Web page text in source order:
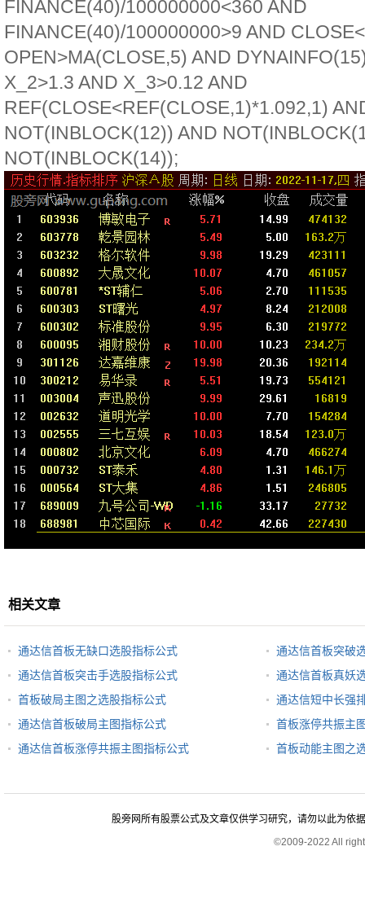
FINANCE(40)/100000000<360 AND
FINANCE(40)/100000000>9 AND
OPEN>MA(CLOSE,5) AND
X_2>1.3 AND X_3>0.12 AND
REF(CLOSE<REF(CLOSE,1)*1.092,1)
NOT(INBLOCK(12)) AND
NOT(INBLOCK(14));
相关文章
通达信首板无缺口选股指标公式
通达信首板突破
通达信首板突击手选股指标公式
通达信首板真妖
首板破局主图之选股指标公式
通达信短中长强
通达信首板破局主图指标公式
首板涨停共振主
通达信首板涨停共振主图指标公式
首板动能主图之
股旁网所有股票公式及文章仅供学习研究，请勿以此为依
©2009-2022 All